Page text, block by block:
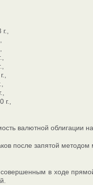
валютной облигации
после запятой методом
в ходе